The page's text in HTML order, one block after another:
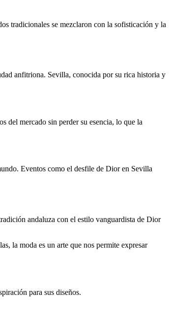
tradicionales se mezclaron con la sofisticación y la
anfitriona. Sevilla, conocida por su rica historia y
del mercado sin perder su esencia, lo que la
Eventos como el desfile de Dior en Sevilla
andaluza con el estilo vanguardista de Dior
la moda es un arte que nos permite expresar
para sus diseños.